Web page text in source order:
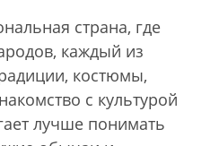
страна, где
каждый из
костюмы,
с культурой
лучше понимать